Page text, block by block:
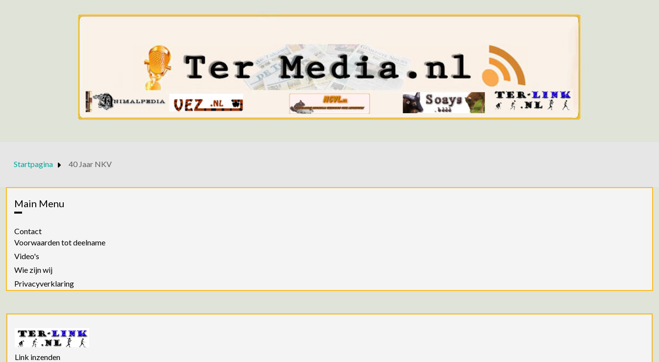
Startpagina 40 Jaar NKV
Main Menu
Contact
Voorwaarden tot deelname
Video's
Wie zijn wij
Privacyverklaring
Link inzenden